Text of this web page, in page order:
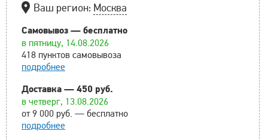
Ваш регион: Москва
Самовывоз — бесплатно
в пятницу, 14.08.2026
418 пунктов самовывоза
подробнее
Доставка — 450 руб.
в четверг, 13.08.2026
от 9 000 руб. — бесплатно
подробнее